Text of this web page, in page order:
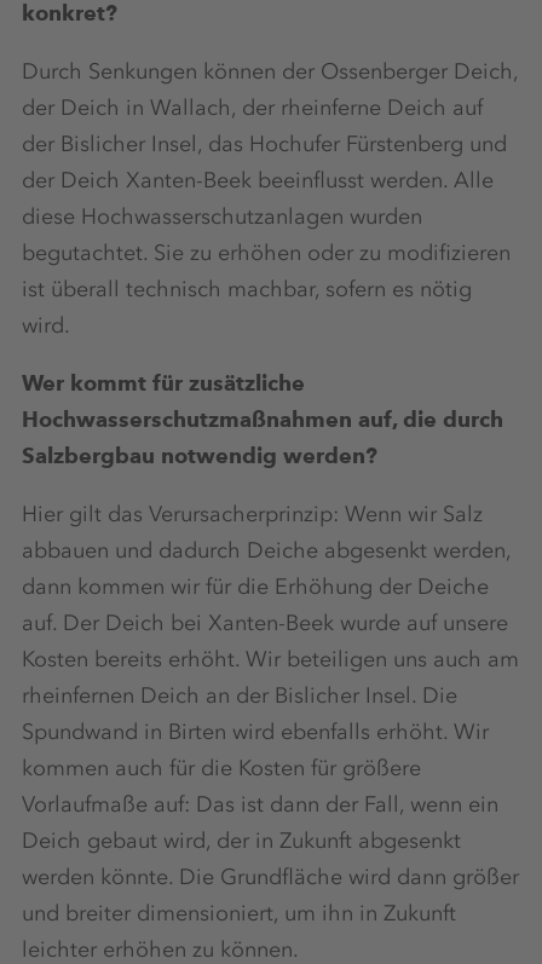
konkret?
Durch Senkungen können der Ossenberger Deich,
der Deich in Wallach, der rheinferne Deich auf
der Bislicher Insel, das Hochufer Fürstenberg und
der Deich Xanten-Beek beeinflusst werden. Alle
diese Hochwasserschutzanlagen wurden
begutachtet. Sie zu erhöhen oder zu modifizieren
ist überall technisch machbar, sofern es nötig
wird.
Wer kommt für zusätzliche
Hochwasserschutzmaßnahmen auf, die durch
Salzbergbau notwendig werden?
Hier gilt das Verursacherprinzip: Wenn wir Salz
abbauen und dadurch Deiche abgesenkt werden,
dann kommen wir für die Erhöhung der Deiche
auf. Der Deich bei Xanten-Beek wurde auf unsere
Kosten bereits erhöht. Wir beteiligen uns auch am
rheinfernen Deich an der Bislicher Insel. Die
Spundwand in Birten wird ebenfalls erhöht. Wir
kommen auch für die Kosten für größere
Vorlaufmaße auf: Das ist dann der Fall, wenn ein
Deich gebaut wird, der in Zukunft abgesenkt
werden könnte. Die Grundfläche wird dann größer
und breiter dimensioniert, um ihn in Zukunft
leichter erhöhen zu können.